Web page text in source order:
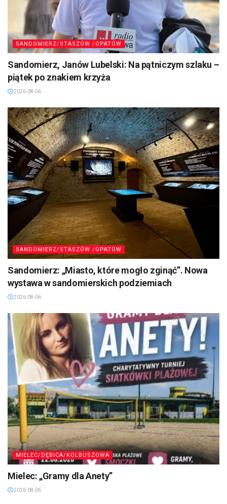
SANDOMIERZ/STASZÓW /OPATÓW
Sandomierz, Janów Lubelski: Na pątniczym szlaku –
piątek po znakiem krzyża
2026-08-06
SANDOMIERZ/STASZÓW /OPATÓW
Sandomierz: „Miasto, które mogło zginąć”. Nowa
wystawa w sandomierskich podziemiach
2026-08-06
MIELEC/DĘBICA/KOLBUSZOWA
Mielec: „Gramy dla Anety”
2026-08-06